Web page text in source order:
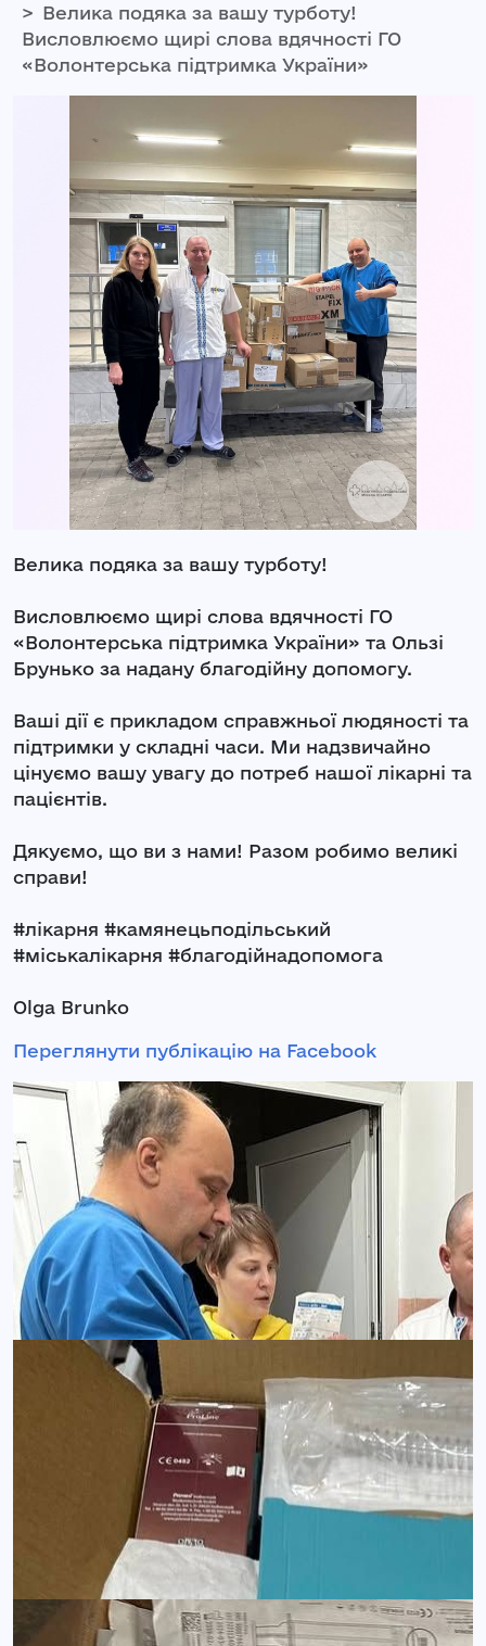
Велика подяка за вашу турботу!
Висловлюємо щирі слова вдячності ГО
«Волонтерська підтримка України»
Велика подяка за вашу турботу!
Висловлюємо щирі слова вдячності ГО
«Волонтерська підтримка України» та Ользі
Брунько за надану благодійну допомогу.
Ваші дії є прикладом справжньої людяності та
підтримки у складні часи. Ми надзвичайно
цінуємо вашу увагу до потреб нашої лікарні та
пацієнтів.
Дякуємо, що ви з нами! Разом робимо великі
справи!
#лікарня #камянецьподільський
#міськалікарня #благодійнадопомога
Olga Brunko
Переглянути публікацію на Facebook